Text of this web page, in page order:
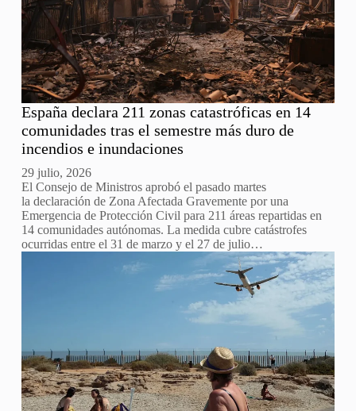
España declara 211 zonas catastróficas en 14
comunidades tras el semestre más duro de
incendios e inundaciones
29 julio, 2026
El Consejo de Ministros aprobó el pasado martes
la declaración de Zona Afectada Gravemente por una
Emergencia de Protección Civil para 211 áreas repartidas en
14 comunidades autónomas. La medida cubre catástrofes
ocurridas entre el 31 de marzo y el 27 de julio…